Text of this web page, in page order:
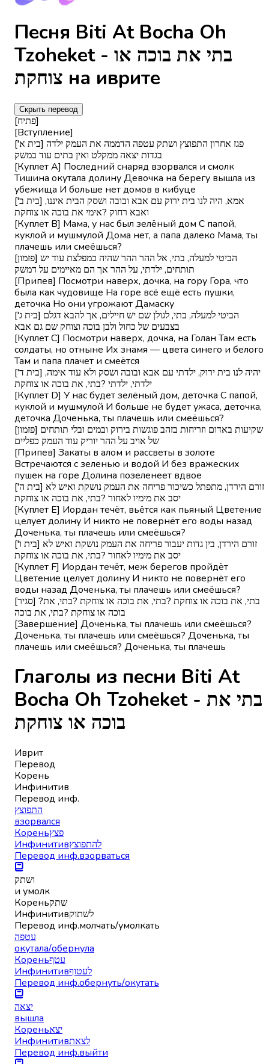
Песня Biti At Bocha Oh
Tzoheket - בתי את בוכה או
צוחקת на иврите
Скрыть перевод
[פתיח]
[Вступление]
['בית א] פגז אחרון התפוצץ ושתק עטפה הדממה את העמק ילדה
בגדות יצאה ממקלט ואין בתים עוד במשק
[Куплет A] Последний снаряд взорвался и смолк
Тишина окутала долину Девочка на берегу вышла из
убежища И больше нет домов в кибуце
['בית ב] אמא, היה לנו בית ירוק עם אבא ובובה ושסק הבית איננו,
ואבא רחוק ?אימי את בוכה או צוחקת
[Куплет B] Мама, у нас был зелёный дом С папой,
куклой и мушмулой Дома нет, а папа далеко Мама, ты
плачешь или смеёшься?
[פזמון] הביטי למעלה, בתי, אל ההר ההר שהיה כמפלצת עוד יש
תותחים, ילדתי, על ההר אך הם מאיימים על דמשק
[Припев] Посмотри наверх, дочка, на гору Гора, что
была как чудовище На горе всё ещё есть пушки,
деточка Но они угрожают Дамаску
['בית ג] הביטי למעלה, בתי, לגולן שם יש חיילים, אך להבא דגלם
בצבעים של כחול ולבן בוכה וצוחק שם גם אבא
[Куплет C] Посмотри наверх, дочка, на Голан Там есть
солдаты, но отныне Их знамя — цвета синего и белого
Там и папа плачет и смеётся
['בית ד] יהיה לנו בית ירוק, ילדתי עם אבא ובובה ושסק ולא עוד אימה,
ילדתי, ילדתי ?בתי, את בוכה או צוחקת
[Куплет D] У нас будет зелёный дом, деточка С папой,
куклой и мушмулой И больше не будет ужаса, деточка,
деточка Доченька, ты плачешь или смеёшься?
[פזמון] שקיעות באדום וזריחות בזהב פוגשות בירוק ובמים ובלי תותחים
של אויב על ההר יוריק עוד העמק כפליים
[Припев] Закаты в алом и рассветы в золоте
Встречаются с зеленью и водой И без вражеских
пушек на горе Долина позеленеет вдвое
['בית ה] זורם הירדן, מתפתל כשיכור פריחה את העמק נושקת ואיש לא
יסב את מימיו לאחור ?בתי, את בוכה או צוחקת
[Куплет E] Иордан течёт, вьётся как пьяный Цветение
целует долину И никто не повернёт его воды назад
Доченька, ты плачешь или смеёшься?
['בית ו] זורם הירדן, בין גדות יעבור פריחה את העמק נושקת ואיש לא
יסב את מימיו לאחור ?בתי, את בוכה או צוחקת
[Куплет F] Иордан течёт, меж берегов пройдёт
Цветение целует долину И никто не повернёт его
воды назад Доченька, ты плачешь или смеёшься?
[סגיר] ?בתי, את בוכה או צוחקת ?בתי, את בוכה או צוחקת ?בתי, את
בוכה או צוחקת ?בתי, את בוכה
[Завершение] Доченька, ты плачешь или смеёшься?
Доченька, ты плачешь или смеёшься? Доченька, ты
плачешь или смеёшься? Доченька, ты плачешь
Глаголы из песни Biti At
Bocha Oh Tzoheket - בתי את
בוכה או צוחקת
Иврит
Перевод
Корень
Инфинитив
Перевод инф.
התפוצץ
взорвался
Кореньפצץ
Инфинитивלהתפוצץ
Перевод инф.взорваться
ושתק
и умолк
Кореньשתק
Инфинитивלשתוק
Перевод инф.молчать/умолкать
עטפה
окутала/обернула
Кореньעטף
Инфинитивלעטוף
Перевод инф.обернуть/окутать
יצאה
вышла
Кореньיצא
Инфинитивלצאת
Перевод инф.выйти